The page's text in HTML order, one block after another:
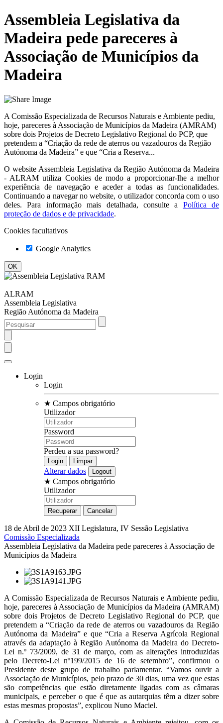
Assembleia Legislativa da
Madeira pede pareceres à
Associação de Municípios da
Madeira
A Comissão Especializada de Recursos Naturais e Ambiente pediu,
hoje, pareceres à Associação de Municípios da Madeira (AMRAM)
sobre dois Projetos de Decreto Legislativo Regional do PCP, que
pretendem a “Criação da rede de aterros ou vazadouros da Região
Autónoma da Madeira” e que “Cria a Reserva...
O website Assembleia Legislativa da Região Autónoma da Madeira
- ALRAM utiliza Cookies de modo a proporcionar-lhe a melhor
experiência de navegação e aceder a todas as funcionalidades.
Continuando a navegar no website, o utilizador concorda com o uso
deles. Para informação mais detalhada, consulte a
Política de
proteção de dados e de privacidade.
Cookies facultativos
Google Analytics
ALRAM
Assembleia Legislativa
Região Autónoma da Madeira
Login
Login
★ Campos obrigatório
Utilizador
Password
Perdeu a sua password?
Alterar dados
★ Campos obrigatório
Utilizador
18 de Abril de 2023 XII Legislatura, IV Sessão Legislativa
Comissão Especializada
Assembleia Legislativa da Madeira pede pareceres à Associação de
Municípios da Madeira
A Comissão Especializada de Recursos Naturais e Ambiente pediu,
hoje, pareceres à Associação de Municípios da Madeira (AMRAM)
sobre dois Projetos de Decreto Legislativo Regional do PCP, que
pretendem a “Criação da rede de aterros ou vazadouros da Região
Autónoma da Madeira” e que “Cria a Reserva Agrícola Regional
através da adaptação à Região Autónoma da Madeira do Decreto-
Lei n.º 73/2009, de 31 de março, com as alterações introduzidas
pelo Decreto-Lei nº199/2015 de 16 de setembro”, confirmou o
Presidente deste grupo de trabalho parlamentar. “Vamos ouvir a
Associação de Municípios, pelo prazo de 30 dias, uma vez que estas
são competências que estão diretamente ligadas com as câmaras
municipais, e perceber o que é que as autarquias têm a dizer sobre
estas mesmas propostas”, explicou Nuno Maciel.